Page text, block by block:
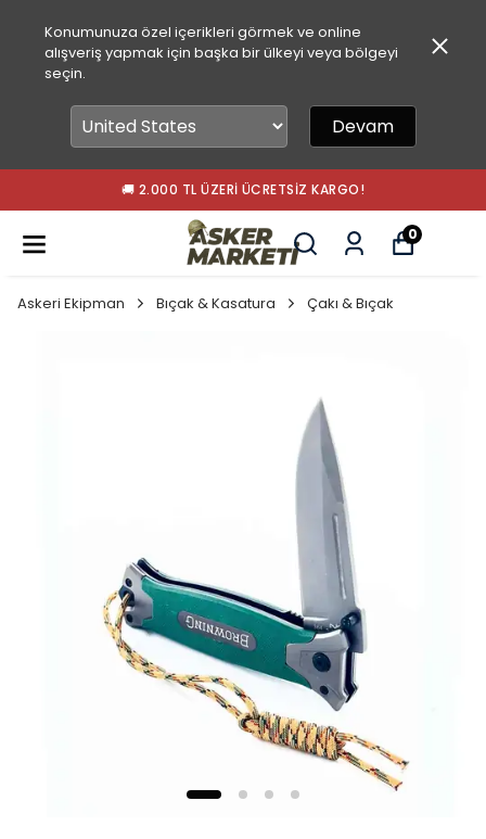
Konumunuza özel içerikleri görmek ve online
alışveriş yapmak için başka bir ülkeyi veya bölgeyi
seçin.
Devam
🚚 2.000 TL ÜZERI ÜCRETSIZ KARGO!
0
Askeri Ekipman Bıçak & Kasatura Çakı & Bıçak